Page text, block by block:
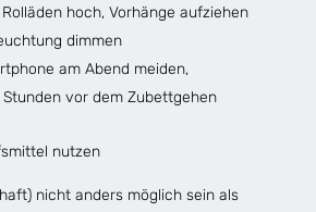
hoch, Vorhänge aufziehen
dimmen
am Abend meiden,
vor dem Zubettgehen
nutzen
nicht anders möglich sein als